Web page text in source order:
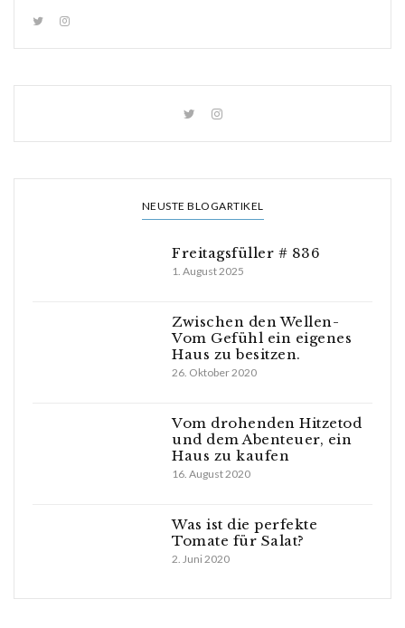
NEUSTE BLOGARTIKEL
Freitagsfüller # 836
1. August 2025
Zwischen den Wellen-
Vom Gefühl ein eigenes
Haus zu besitzen.
26. Oktober 2020
Vom drohenden Hitzetod
und dem Abenteuer, ein
Haus zu kaufen
16. August 2020
Was ist die perfekte
Tomate für Salat?
2. Juni 2020